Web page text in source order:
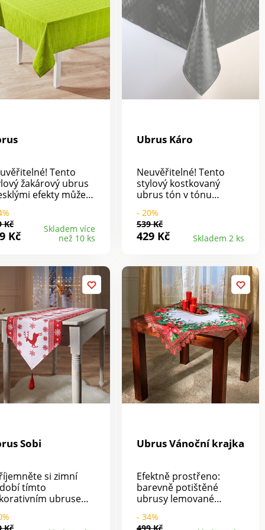
Tento
žakárový ubrus
efekty můžete
plátna.
textilní tkanina
Jednoduše ji
houbou a vše
Kč
Kč
Skladem více
než 10 ks
Ubrus Káro
Neuvěřitelné! Tento
stylový kostkovaný
ubrus tón v tónu
vyroben z voskovaného
plátna. Stačí setřít a vše
je čisté! Můžete tedy bez
- 20%
539 Kč
429 Kč Skladem 2 ks
Sobi
si zimní
tímto
ubrusem:
vločkami,
Ubrus Vánoční krajka
Efektně prostřeno:
barevně potištěné
ubrusy lemované
červenými vánočními
- 34%